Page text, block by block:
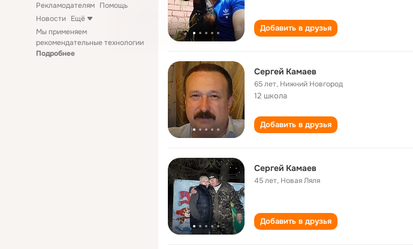
Рекламодателям Помощь
Новости Ещё
Мы применяем
рекомендательные технологии
Подробнее
Добавить в друзья
Сергей Камаев
65 лет, Нижний Новгород
12 школа
Добавить в друзья
Сергей Камаев
45 лет, Новая Ляля
Добавить в друзья